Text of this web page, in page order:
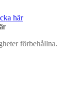
här
förbehållna.